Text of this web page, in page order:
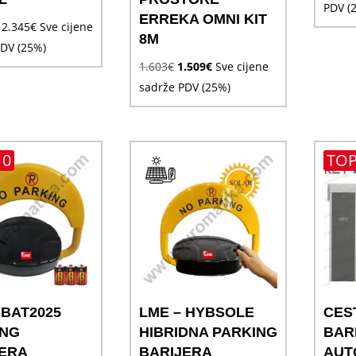
2.345€Raspon
cijena:
od
Sve cijene
(25%)
ERREKA OMNI KIT
8M
1.603€ Izvorna
cijena
bila
1.509€Trenutna
cijena
je:
Sve cijene
sadrže PDV (25%)
PDV
LME – HYBSOLE
HIBRIDNA PARKING
BARIJERA